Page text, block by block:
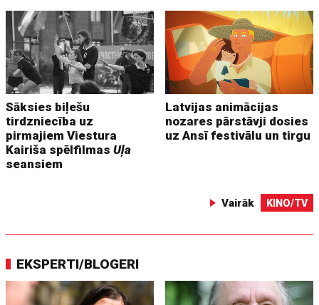
Sāksies biļešu
tirdzniecība uz
pirmajiem Viestura
Kairiša spēlfilmasUļa
seansiem
Latvijas animācijas
nozares pārstāvji dosies
uz Ansī festivālu un tirgu
Vairāk KINO/TV
EKSPERTI/BLOGERI